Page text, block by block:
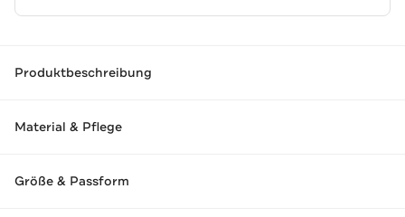
Produktbeschreibung
Material & Pflege
Größe & Passform